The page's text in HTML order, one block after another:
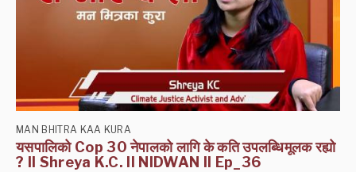
MAN BHITRA KAA KURA
यसपालिको Cop 30 नेपालको लागि के कति उपलब्धिमूलक रह्यो
? II Shreya K.C. II NIDWAN II Ep_36